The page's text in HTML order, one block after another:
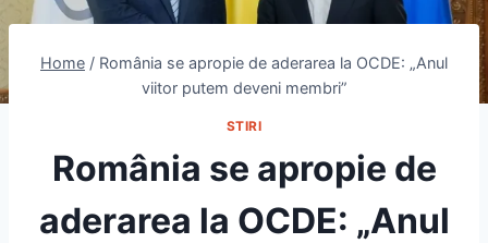
Home / România se apropie de aderarea la OCDE: „Anul
viitor putem deveni membri”
STIRI
România se apropie de
aderarea la OCDE: „Anul